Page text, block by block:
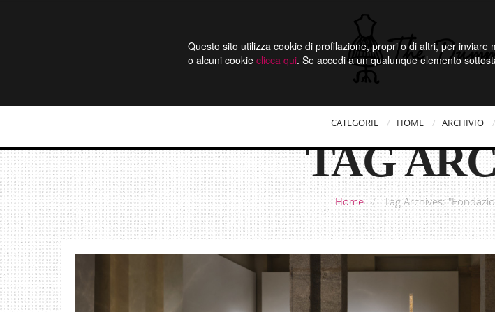
Questo sito utilizza cookie di profilazione, propri o di altri, per
o alcuni cookie clicca qui. Se accedi a un qualunque elemento
CATEGORIE HOME ARCHIVIO
TAG
Home / Tag Archives: